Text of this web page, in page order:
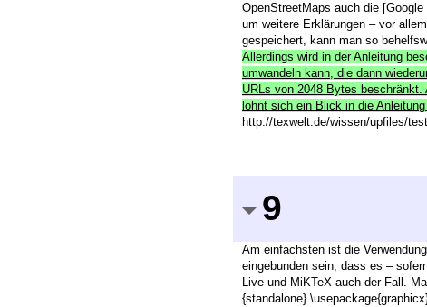
OpenStreetMaps auch die
um weitere Erklärungen – vor
gespeichert, kann man so
Allerdings wird in der Anleitung
umwandeln kann, die dann
URLs von 2048 Bytes
lohnt sich ein Blick in die
http://texwelt.de/wissen/upfiles/
9
Am einfachsten ist die
eingebunden sein, dass es –
Live und MiKTeX auch der Fall.
{standalone}